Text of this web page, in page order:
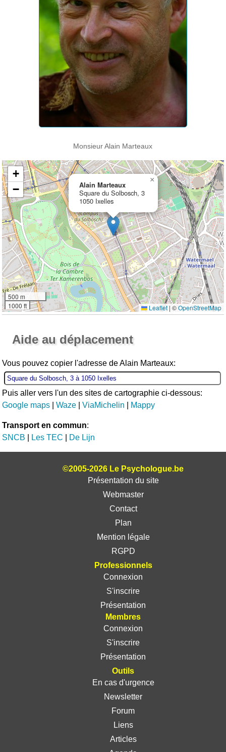
Monsieur Alain Marteaux
Alain Marteaux
Square du Solbosch, 3
1050 Ixelles
×
+
−
500 m
1000 ft
Leaflet | ©OpenStreetMap
Aide au déplacement
Vous pouvez copier l'adresse de Alain Marteaux:
Puis aller vers l'un des sites de cartographie ci-dessous:
Google maps |Waze |ViaMichelin Mappy
Transport en commun:
SNCB
Les TEC De Lijn
©2005-2026 Le Psychologue.be
Présentation du site
Webmaster
Contact
Plan
Mention légale
RGPD
Professionnels
Connexion
S'inscrire
Présentation
Membres
Connexion
S'inscrire
Présentation
Outils
En cas d'urgence
Newsletter
Forum
Liens
Articles